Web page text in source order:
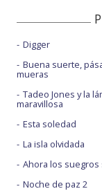
Digger
Buena suerte,
mueras
Tadeo Jones y la
maravillosa
Esta soledad
La isla olvidada
Ahora los suegros
Noche de paz 2